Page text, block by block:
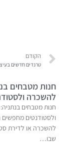
הקודם
חנות מטבחים
להשכרה
חנות מטבחים
ולסטודנטים מחפשים
להשכרה או לדירת
שבו…